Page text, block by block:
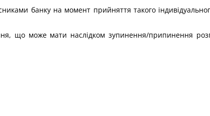
банку на момент прийняття такого
що може мати наслідком зупинення/припинення